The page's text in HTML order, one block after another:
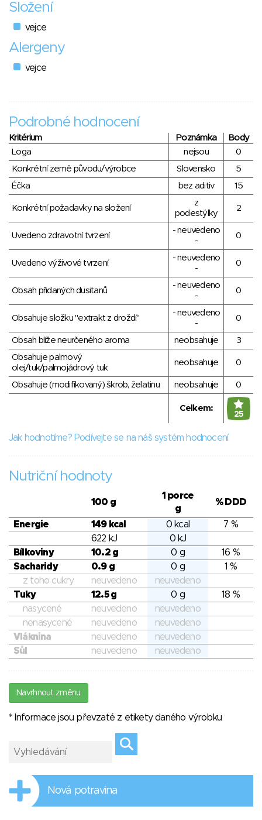
Složení
vejce
Alergeny
vejce
Podrobné hodnocení
Kritérium Poznámka
Body
Loga
nejsou
0
Konkrétní země původu/výrobce
Slovensko
5
Éčka
bez aditiv 15
Konkrétní požadavky na složení
z
podestýlky
2
Uvedeno zdravotní tvrzení
- neuvedeno
-
0
Uvedeno výživové tvrzení
- neuvedeno
-
0
Obsah přidaných dusitanů
- neuvedeno
-
0
Obsahuje složku "extrakt z droždí"
- neuvedeno
-
0
Obsah blíže neurčeného aroma neobsahuje
3
Obsahuje palmový
olej/tuk/palmojádrový tuk
neobsahuje 0
Obsahuje (modifikovaný) škrob, želatinu neobsahuje 0
Celkem:
25
Jak hodnotíme? Podívejte se na náš systém hodnocení.
Nutriční hodnoty
100 g
1 porce
g
% DDD
Energie 149 kcal 0 kcal
7 %
622 kJ
0 kJ
Bílkoviny
10.2 g 0 g
16 %
Sacharidy
0.9 g 0 g
1 %
z toho cukry
neuvedeno
neuvedeno
Tuky
12.5 g 0 g
18 %
nasycené
neuvedeno
neuvedeno
nenasycené
neuvedeno
neuvedeno
Vláknina
neuvedeno
neuvedeno
Sůl
neuvedeno neuvedeno
Navrhnout změnu
* Informace jsou převzaté z etikety daného výrobku
Nová potravina